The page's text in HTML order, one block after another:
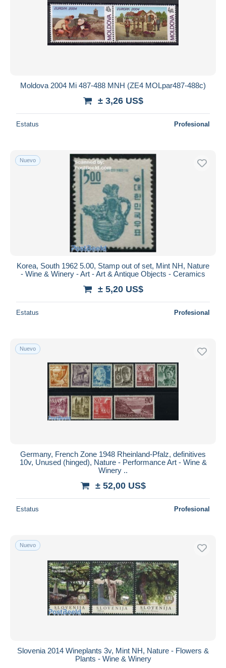
Moldova 2004 Mi 487-488 MNH (ZE4 MOLpar487-488c)
± 3,26 US$
Estatus Profesional
Nuevo
Korea, South 1962 5.00, Stamp out of set, Mint NH, Nature
- Wine & Winery - Art - Art & Antique Objects - Ceramics
± 5,20 US$
Estatus Profesional
Nuevo
Germany, French Zone 1948 Rheinland-Pfalz, definitives
10v, Unused (hinged), Nature - Performance Art - Wine &
Winery ..
± 52,00 US$
Estatus Profesional
Nuevo
Slovenia 2014 Wineplants 3v, Mint NH, Nature - Flowers &
Plants - Wine & Winery